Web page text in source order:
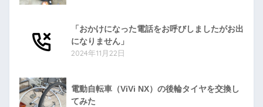
「おかけになった電話をお呼びしましたがお出
になりません」
2024年11月22日
電動自転車（ViVi NX）の後輪タイヤを交換し
てみた